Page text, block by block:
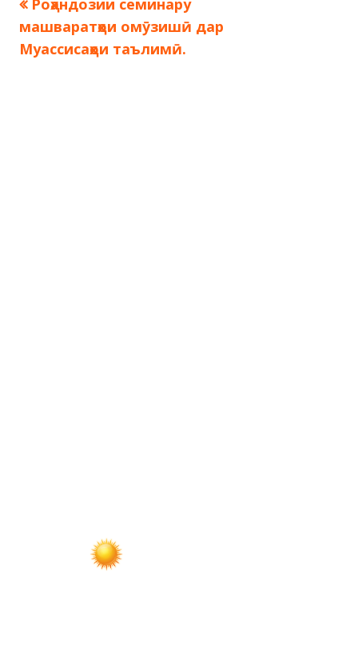
Навигация
по
запись:
Роҳандозии семинару
машваратҳои омӯзишӣ дар
Муассисаҳои таълимӣ.